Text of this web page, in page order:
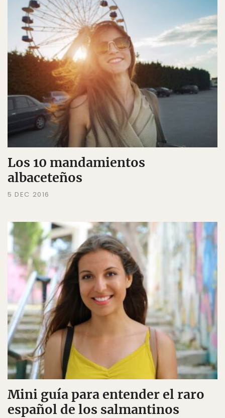
Los 10 mandamientos
albaceteños
5 DEC 2016
Mini guía para entender el raro
español de los salmantinos